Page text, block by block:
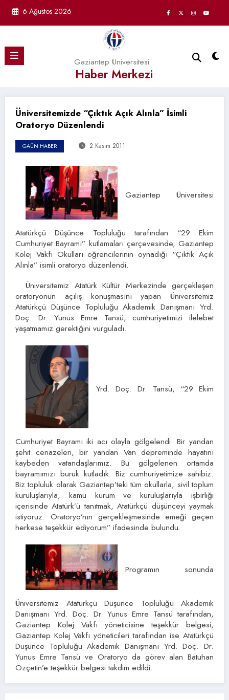
6 Ağustos 2026
Gaziantep Üniversitesi
Haber Merkezi
Üniversitemizde “Çıktık Açık Alınla” İsimli
Oratoryo Düzenlendi
GAÜN HABER 2 Kasım 2011
Gaziantep Üniversitesi
Atatürkçü Düşünce Topluluğu tarafından “29 Ekim
Cumhuriyet Bayramı” kutlamaları çerçevesinde, Gaziantep
Kolej Vakfı Okulları öğrencilerinin oynadığı “Çıktık Açık
Alınla” isimli oratoryo düzenlendi.
Üniversitemiz Atatürk Kültür Merkezinde gerçekleşen
oratoryonun açılış konuşmasını yapan Üniversitemiz
Atatürkçü Düşünce Topluluğu Akademik Danışmanı Yrd.
Doç. Dr. Yunus Emre Tansü, cumhuriyetimizi ilelebet
yaşatmamız gerektiğini vurguladı.
Yrd. Doç. Dr. Tansü, “29 Ekim
Cumhuriyet Bayramı iki acı olayla gölgelendi. Bir yandan
şehit cenazeleri, bir yandan Van depreminde hayatını
kaybeden vatandaşlarımız. Bu gölgelenen ortamda
bayramımızı buruk kutladık. Biz cumhuriyetimize sahibiz.
Biz topluluk olarak Gaziantep’teki tüm okullarla, sivil toplum
kuruluşlarıyla, kamu kurum ve kuruluşlarıyla işbirliği
içerisinde Atatürk’ü tanıtmak, Atatürkçü düşünceyi yaymak
istiyoruz. Oratoryo’nın gerçekleşmesinde emeği geçen
herkese teşekkür ediyorum” ifadesinde bulundu.
Programın sonunda
Üniversitemiz Atatürkçü Düşünce Topluluğu Akademik
Danışmanı Yrd. Doç. Dr. Yunus Emre Tansü tarafından,
Gaziantep Kolej Vakfı yöneticisine teşekkür belgesi,
Gaziantep Kolej Vakfı yöneticileri tarafından ise Atatürkçü
Düşünce Topluluğu Akademik Danışmanı Yrd. Doç. Dr.
Yunus Emre Tansü ve Oratoryo da görev alan Batuhan
Özçetin’e teşekkür belgesi takdim edildi.